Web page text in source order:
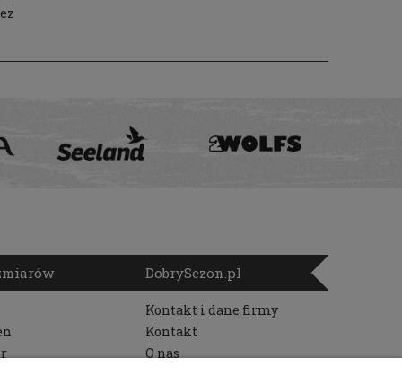
DobrySezon.pl
Kontakt i dane firmy
Kontakt
O nas